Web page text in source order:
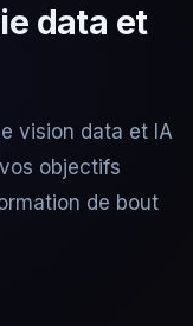
data et
vision data et IA
objectifs
de bout